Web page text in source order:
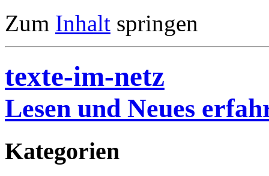
Zum Inhalt springen
texte-im-netz
Lesen und Neues
Kategorien